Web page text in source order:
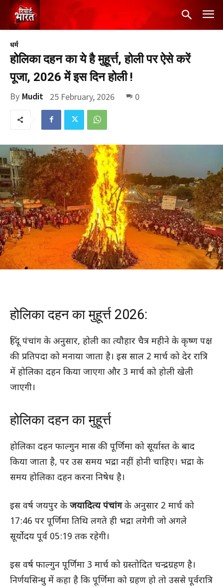
धर्म
होलिका दहन का ये है मुहूर्त्त, होली पर ऐसे करें
पूजा, 2026 में इस दिन होली !
By Mudit 25 February, 2026 0
होलिका दहन का मुहूर्त्त 2026:
हिंदू पंचांग के अनुसार, होली का त्यौहार चैत्र महीने के कृष्ण पक्ष
की प्रतिपदा को मनाया जाता है। इस साल 2 मार्च को देर रात्रि
में होलिका दहन किया जाएगा और 3 मार्च को होली खेली
जाएगी।
होलिका दहन का मुहूर्त्त
होलिका दहन फाल्गुन मास की पूर्णिमा को सूर्यास्त के बाद
किया जाता है, पर उस समय भद्रा नहीं होनी चाहिए। भद्रा के
समय होलिका दहन करना निषेध है।
इस वर्ष जयपुर के जयादित्य पंचांगके अनुसार 2 मार्च को
17:46 पर पूर्णिमा तिथि लगते ही भद्रा लगेगी जो अगले
सूर्योदय पूर्व 05:19 तक रहेगी।
इस वर्ष फाल्गुन पूर्णिमा 3 मार्च को ग्रस्तोदित चन्द्रग्रहण है।
निर्णयसिन्धु में कहा है कि पूर्णिमा को ग्रहण हो तो उससे पूर्वरात्रि